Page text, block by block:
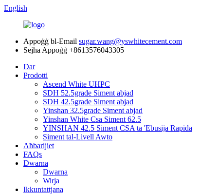
English
Appoġġ bl-Email sugar.wang@yswhitecement.com
Sejħa Appoġġ +8613576043305
Dar
Prodotti
Ascend White UHPC
SDH 52.5grade Siment abjad
SDH 42.5grade Siment abjad
Yinshan 32.5grade Siment abjad
Yinshan White Csa Siment 62.5
YINSHAN 42.5 Siment CSA ta 'Ebusija Rapida
Siment tal-Livell Awto
Aħbarijiet
FAQs
Dwarna
Dwarna
Wirja
Ikkuntattjana